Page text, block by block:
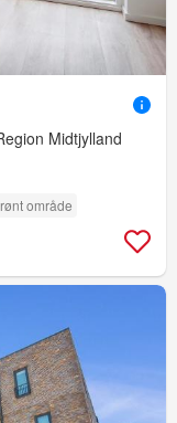
Midtjylland
område